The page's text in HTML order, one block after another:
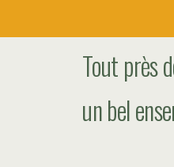
Tout près
un bel